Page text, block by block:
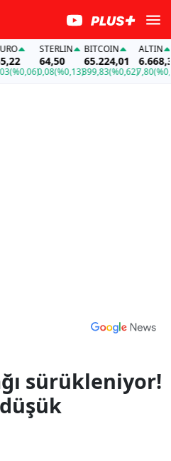
STERLIN
64,50
0,08(%0,13)
BITCOIN
65.224,01
399,83(%0,62)
ALTIN
6.668,34
7,80(%0,12)-
sürükleniyor!